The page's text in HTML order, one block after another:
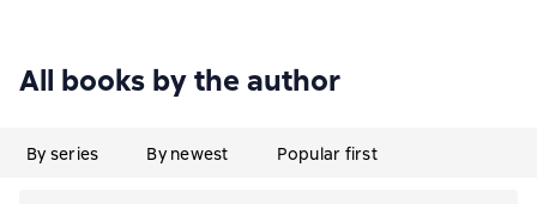
All books by the author
By series By newest Popular first